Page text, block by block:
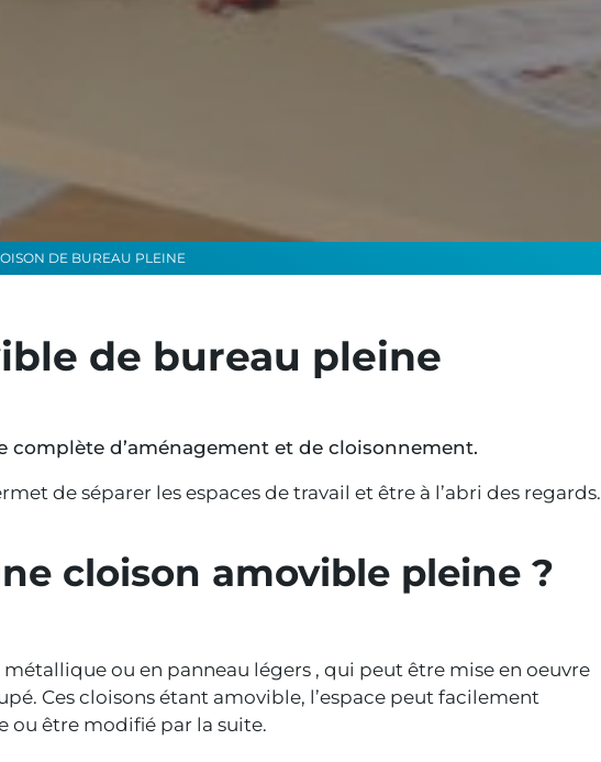
DE BUREAU PLEINE
de bureau pleine
complète d’aménagement et de cloisonnement.
de séparer les espaces de travail et être à l’abri des regards.
cloison amovible pleine ?
métallique ou en panneau légers , qui peut être mise en oeuvre
Ces cloisons étant amovible, l’espace peut facilement
ou être modifié par la suite.